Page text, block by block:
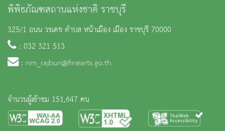
พิพิธภัณฑสถานแห่งชาติ ราชบุรี
325/1 ถนน วรเดช ตำบล หน้าเมือง เมือง ราชบุรี 70000
: 032 321 513
: nm_rajburi@finearts.go.th
จำนวนผู้เข้าชม 151,647 คน